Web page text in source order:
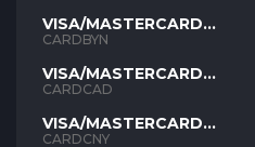
VISA/MASTERCARD
BYN
CARDBYN
VISA/MASTERCARD
CAD
CARDCAD
VISA/MASTERCARD
CNY
CARDCNY